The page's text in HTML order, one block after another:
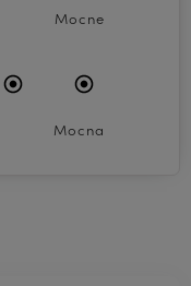
Mocne
Mocna